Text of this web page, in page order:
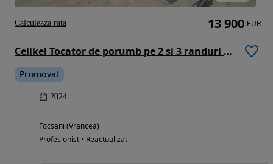
Celikel Tocator de porumb pe 2 si 3 randuri Celikel
Promovat
2024
Focsani (Vrancea)
Profesionist • Reactualizat
13 900 EUR
Calculeaza rata